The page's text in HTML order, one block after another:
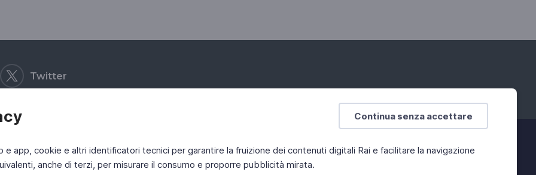
Continua senza accettare
app, cookie e altri identificatori tecnici per garantire la fruizione dei contenuti digitali Rai e facilitare la navigazione
anche di terzi, per misurare il consumo e proporre pubblicità mirata.
Twitter